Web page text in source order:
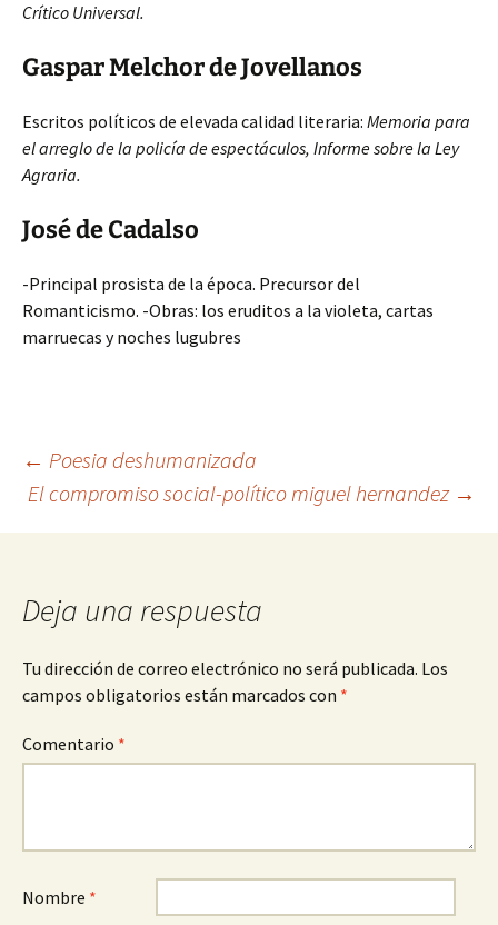
Crítico Universal.
Gaspar Melchor de Jovellanos
Escritos políticos de elevada calidad literaria: Memoria para
el arreglo de la policía de espectáculos, Informe sobre la Ley
Agraria.
José de Cadalso
-Principal prosista de la época. Precursor del
Romanticismo. -Obras: los eruditos a la violeta, cartas
marruecas y noches lugubres
Navegación
de
entradas
← Poesia deshumanizada
El compromiso social-político miguel hernandez →
Deja una respuesta
Tu dirección de correo electrónico no será publicada. Los
campos obligatorios están marcados con *
Comentario *
Nombre *